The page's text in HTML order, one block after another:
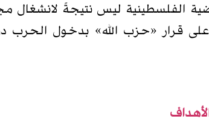
الفلسطينية ليس نتيجةً لانشغال
على قرار «حزب الله» بدخول